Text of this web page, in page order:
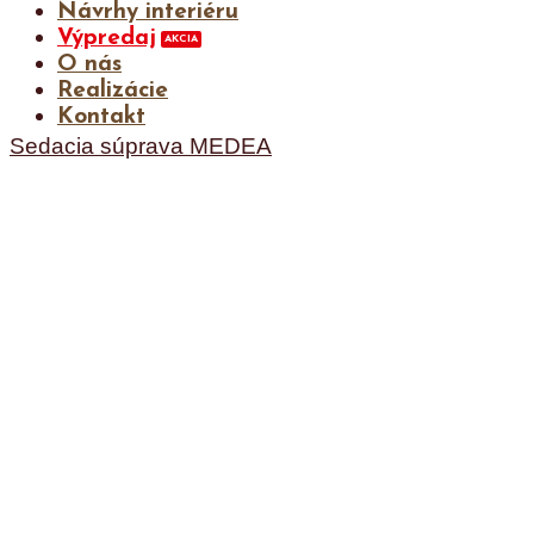
Návrhy interiéru
Výpredaj
O nás
Realizácie
Kontakt
Sedacia súprava MEDEA